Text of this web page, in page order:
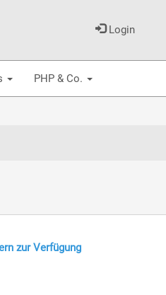
Login
PHP & Co.
zur Verfügung